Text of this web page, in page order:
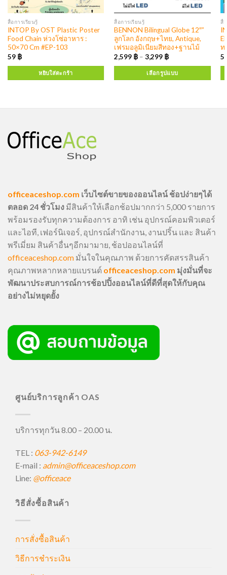
สื่อการเรียนรู้
INTOP By OST Plastic Poster
Food Chain ห่วงโซ่อาหาร :
50×70 Cm #EP-103
59 ฿
หยิบใส่ตะกร้า
สื่อการเรียนรู้
BENNON Bilingual Globe 12″”
ลูกโลก อังกฤษ+ไทย, Antique,
เฟรมอลูมิเนียมสีทอง+ฐานไม้
2,599 ฿ –3,299 ฿
เลือกรูปแบบ
สื่
ท
officeaceshop.com เว็บไซต์ขายของออนไลน์ ช้อปง่ายๆได้
ตลอด 24 ชั่วโมง มีสินค้าให้เลือกช้อปมากกว่า 5,000 รายการ
พร้อมรองรับทุกความต้องการ อาทิ เช่น อุปกรณ์คอมพิวเตอร์
และไอที, เฟอร์นิเจอร์, อุปกรณ์สำนักงาน, งานปริ้น และ สินค้า
พรีเมี่ยม สินค้าอื่นๆอีกมามาย, ช้อปออนไลน์ที่
officeaceshop.com มั่นใจในคุณภาพ ด้วยการคัดสรรสินค้า
คุณภาพหลากหลายแบรนด์ officeaceshop.com มุ่งมั่นที่จะ
พัฒนาประสบการณ์การช้อปปิ้งออนไลน์ที่ดีที่สุดให้กับคุณ
อย่างไม่หยุดยั้ง
ศูนย์บริการลูกค้า OAS
บริการทุกวัน 8.00 – 20.00 น.
TEL : 063-942-6149
E-mail : admin@officeaceshop.com
Line: @officeace
วิธีสั่งซื้อสินค้า
การสั่งซื้อสินค้า
วิธีการชำระเงิน